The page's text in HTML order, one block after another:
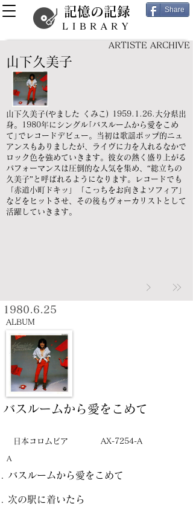
記憶の記録
LIBRARY
Share
山下久美子
山下久美子(やました くみこ) 1959.1.26.大分県出
身。1980年にシングル｢バスルームから愛をこめ
て｣でレコードデビュー。当初は歌謡ポップ的ニュ
アンスもありましたが、ライヴに力を入れるなかで
ロック色を強めていきます。彼女の熱く盛り上がる
パフォーマンスは圧倒的な人気を集め、“総立ちの
久美子”と呼ばれるようになります。レコードでも
「赤道小町ドキッ」「こっちをお向きよソフィア」
などをヒットさせ、その後もヴォーカリストとして
活躍していきます。
バスルームから愛をこめて
1980.6.25
ALBUM
日本コロムビア AX-7254-A
A
バスルームから愛をこめて
次の駅に着いたら
ARTISTE ARCHIVE